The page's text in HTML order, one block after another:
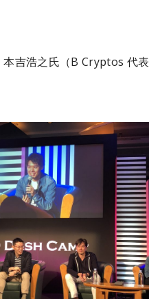
本吉浩之氏（B Cryptos 代